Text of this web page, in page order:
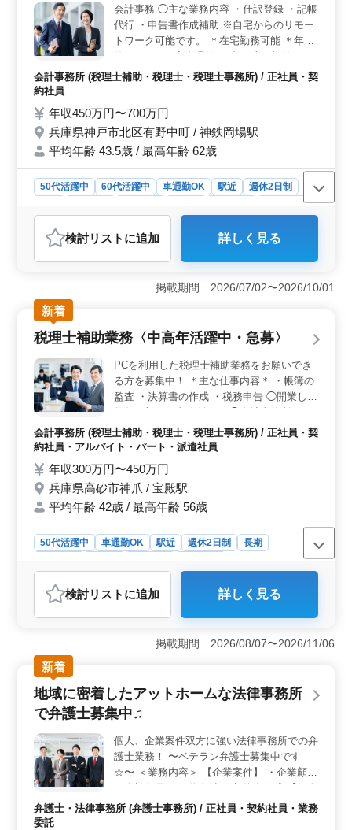
会保険など福利厚生も整っており、安心して長く働ける
環境です。
会計事務 ◯主な業務内容 ・仕訳登録 ・記帳
代行 ・申告書作成補助 ※自宅からのリモー
トワーク可能です。 ＊在宅勤務可能 ＊年間
＊賞与あり ＊交通費支給 ＊駅チカ 積み重ね
ださい！
会計事務所 (税理士補助・税理士・税理士事務所) / 正社員・契
約社員
年収450万円〜700万円
兵庫県神戸市北区有野中町 / 神鉄岡場駅
平均年齢 43.5歳 / 最高年齢 62歳
50代活躍中 60代活躍中 車通勤OK 駅近
週休2日制
会計事務所
おすすめポイント
＜経験を活かせる会計・税務業務＞ 仕訳登録や記帳代
行、申告書作成補助を担当します。会計事務所での経験
を活かし、即戦力として活躍できます。 ＜完全週休2
日制・年間休日125日で働きやすい＞ 完全週休2日制
（土日祝休み）で、年間休日は125日あります。しっかり
休みを確保しながら、プライベートの時間も大切にして
働けます。 ＜在宅勤務OK＆通勤しやすい環境＞ リ
で通勤しやすく、車通勤も可能です。交通費支給、賞与
ありと待遇面も整っており、働きやすい環境です。
検討リスト に追加 詳しく見る
掲載期間 2026/07/02〜2026/10/01
新着
税理士補助業務〈中高年活躍中・急募〉
PCを利用した税理士補助業務をお願いでき
る方を募集中！ ＊主な仕事内容＊ ・帳簿の
監査 ・決算書の作成 ・税務申告 ◯開業して
勤務経験ある方優遇します ◯有資格者の方
は条件面優遇します ☆50代以上のシニア世
の方、是非ご応募下さい！
会計事務所 (税理士補助・税理士・税理士事務所) / 正社員・契
約社員・アルバイト・パート・派遣社員
年収300万円〜450万円
兵庫県高砂市神爪 / 宝殿駅
平均年齢 42歳 / 最高年齢 56歳
50代活躍中 車通勤OK 駅近 週休2日制
長期
会計事務所
おすすめポイント
＜ベテラン活躍中＞ 中高年の方々が多数活躍してお
り、経験豊富な方々が安定した職場環境で働いていま
す。豊富な知識と経験を持った方々との協力体制が整っ
ており、お互いが刺激し合いながら成長できる環境で
す。 ＜充実の働きやすさ＞ 完全週休2日制を導入
し、長期休暇も取得可能です。また、駅近の便利な立地
に加えて、車通勤も可能なため、通勤にかかるストレス
環境が整っています。 ＜ベテラン経験者優遇＞ 会
計事務所での勤務経験が5年以上ある方や有資格者は、条
件面で優遇されます。経験や資格を活かして、さらなる
キャリアアップを目指す方に最適な環境です。
検討リスト に追加 詳しく見る
掲載期間 2026/08/07〜2026/11/06
新着
地域に密着したアットホームな法律事務所
で弁護士募集中♫
個人、企業案件双方に強い法律事務所での弁
護士業務！ 〜ベテラン弁護士募集中です
☆〜 ＜業務内容＞ 【企業案件】 ・企業顧問
案件】 ・不動産、金銭問題 ・交通事故 ・離
弁護士・法律事務所 (弁護士事務所) / 正社員・契約社員・業務
委託